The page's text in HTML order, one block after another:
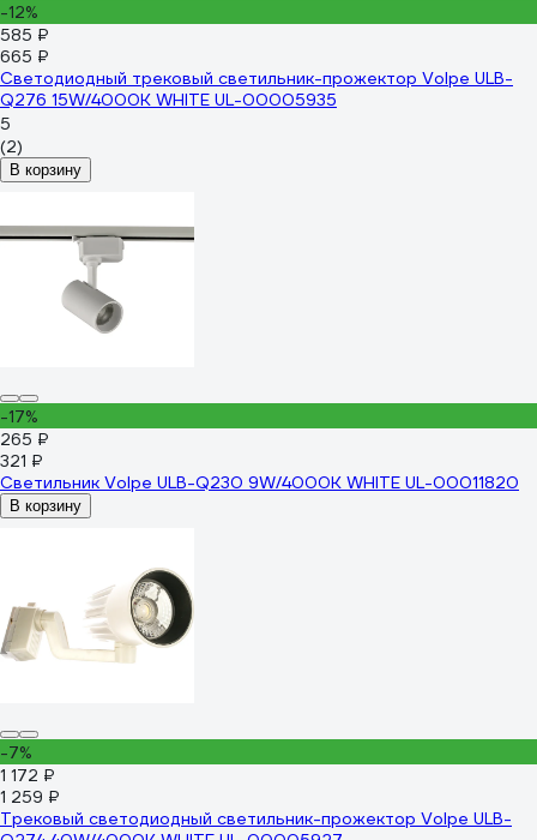
-12%
585 ₽
665 ₽
Светодиодный трековый светильник-прожектор Volpe ULB-
Q276 15W/4000К WHITE UL-00005935
5
(2)
В корзину
-17%
265 ₽
321 ₽
Светильник Volpe ULB-Q230 9W/4000К WHITE UL-00011820
В корзину
-7%
1 172 ₽
1 259 ₽
Трековый светодиодный светильник-прожектор Volpe ULB-